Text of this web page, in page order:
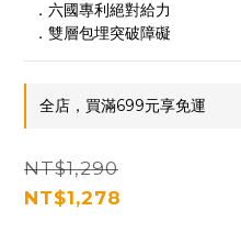
  ．六國專利絕對給力
  ．雙層包埋突破障礙
全店，買滿699元享免運
NT$1,290
NT$1,278